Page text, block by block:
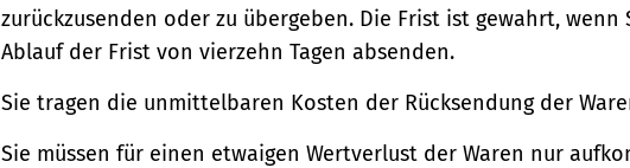
zurückzusenden oder zu übergeben. Die Frist ist gewahrt, wenn
Ablauf der Frist von vierzehn Tagen absenden.
Sie tragen die unmittelbaren Kosten der Rücksendung der
Sie müssen für einen etwaigen Wertverlust der Waren nur